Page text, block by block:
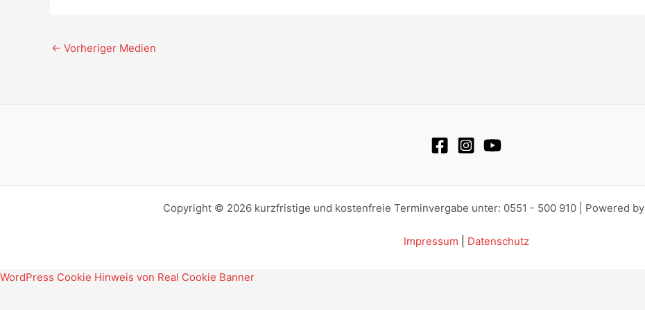
← Vorheriger Medien
Copyright © 2026 kurzfristige und kostenfreie Terminvergabe unter: 0551 - 500 910 | Powered by
Impressum Datenschutz
WordPress Cookie Hinweis von Real Cookie Banner